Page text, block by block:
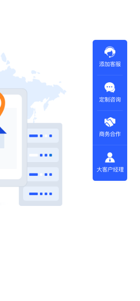
添加客服
定制咨询
商务合作
大客户经理